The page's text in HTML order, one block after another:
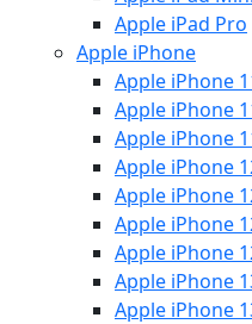
Apple iPad Pro
Apple iPhone
Apple iPhone
Apple iPhone
Apple iPhone
Apple iPhone
Apple iPhone
Apple iPhone
Apple iPhone
Apple iPhone
Apple iPhone